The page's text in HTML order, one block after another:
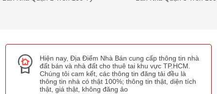
Hiện nay, Địa Điểm Nhà Bán cung cấp thông tin nhà
đất bán và nhà đất cho thuê tai khu vực TP.HCM.
Chúng tôi cam kết, các thông tin đăng tải đều là
thông tin nhà có thật 100%; thông tin thật, diện tích
thật, giá thật, không đăng ảo